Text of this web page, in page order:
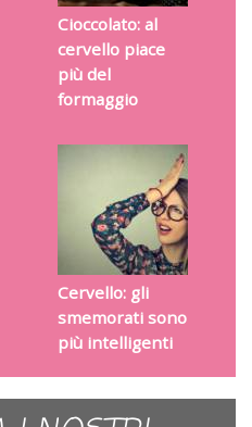
Cioccolato: al
cervello piace
più del
formaggio
Cervello: gli
smemorati sono
più intelligenti